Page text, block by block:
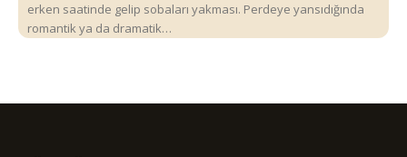
erken saatinde gelip sobaları yakması. Perdeye yansıdığında
romantik ya da dramatik…